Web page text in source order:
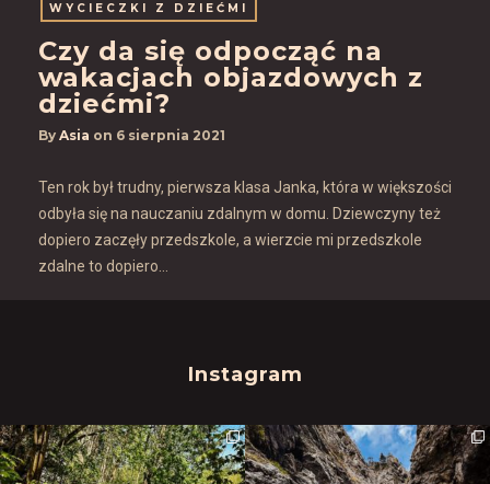
WYCIECZKI Z DZIEĆMI
Czy da się odpocząć na
wakacjach objazdowych z
dziećmi?
By Asia on 6 sierpnia 2021
Ten rok był trudny, pierwsza klasa Janka, która w większości
odbyła się na nauczaniu zdalnym w domu. Dziewczyny też
dopiero zaczęły przedszkole, a wierzcie mi przedszkole
zdalne to dopiero…
Instagram